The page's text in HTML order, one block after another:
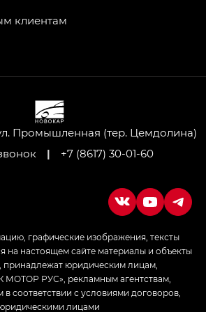
GL
4 (GS4) в комплектациях Джи Би
AWD, Джи Эль Полный привод —
в комплектациях Джи Эль — GL,
Джи Икс — GX,
(Empow) в комплектации
Эль с элементы экстерьера
Промышленная (тер. Цемдолина)
| +7 (8617) 30-01-60
клиентам
графические изображения, тексты
на настоящем сайте материалы и объекты
принадлежат юридическим лицам,
МОТОР РУС», рекламным агентствам,
соответствии с условиями договоров,
лицами